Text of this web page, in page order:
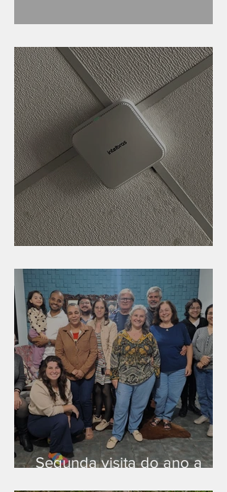
Segunda visita do ano a